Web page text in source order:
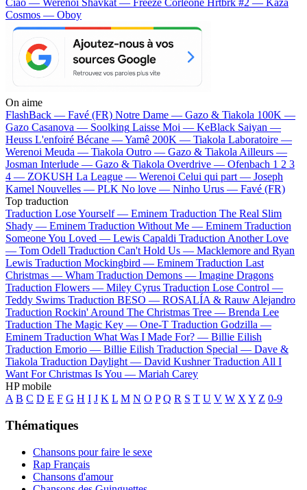
Ciao — Werenoi Shavkat — Freeze Corleone Hrtbrk #2 — Kaza
Cosmos — Oboy
On aime
FlashBack — Favé (FR) Notre Dame — Gazo & Tiakola 100K —
Gazo Casanova — Soolking Laisse Moi — KeBlack Saiyan —
Heuss L'enfoiré Bécane —Yamê 200K — Tiakola Laboratoire —
Werenoi Meuda — Tiakola Outro — Gazo & TiakolaAilleurs —
Josman Interlude — Gazo & Tiakola Overdrive — Ofenbach 1 2 3
4 — ZOKUSH La League — Werenoi Celui qui part — Joseph
Kamel Nouvelles — PLK No love — Ninho Urus — Favé (FR)
Top traduction
Traduction Lose Yourself — Eminem Traduction The Real Slim
Shady — Eminem Traduction Without Me — Eminem Traduction
Someone You Loved — Lewis Capaldi Traduction Another Love
— Tom Odell Traduction Can't Hold Us — Macklemore and Ryan
Lewis Traduction Mockingbird — Eminem Traduction Last
Christmas — Wham Traduction Demons — Imagine Dragons
Traduction Flowers — Miley Cyrus Traduction Lose Control —
Teddy Swims Traduction BESO — ROSALÍA & Rauw Alejandro
Traduction Rockin' Around The Christmas Tree — Brenda Lee
Traduction The Magic Key — One-T Traduction Godzilla —
Eminem Traduction What Was I Made For? — Billie Eilish
Traduction Emorio — Billie Eilish Traduction Special — Dave &
Tiakola Traduction Daylight — David Kushner Traduction All I
Want For Christmas Is You — Mariah Carey
HP mobile
A B C D E F G H I J K L M N O P Q R S T U V W XY Z 0-9
Thématiques
Chansons pour faire le sexe
Rap Français
Chansons d'amour